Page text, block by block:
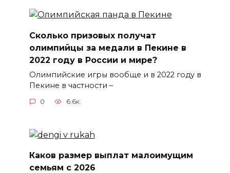
Сколько призовых получат
олимпийцы за медали в Пекине в
2022 году в России и мире?
Олимпийские игры вообще и в 2022 году в
Пекине в частности –
0 6.6к.
Каков размер выплат малоимущим
семьям с 2026